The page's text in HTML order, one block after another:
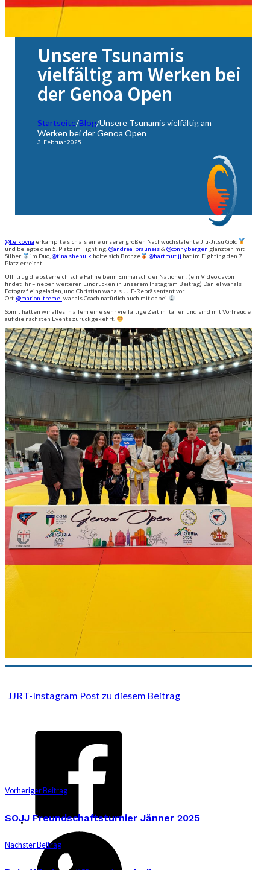
Unsere Tsunamis
vielfältig am Werken bei
der Genoa Open
Startseite/Blog/Unsere Tsunamis vielfältig am
Werken bei der Genoa Open
3. Februar 2025
@l.elkovna erkämpfte sich als eine unserer großen Nachwuchstalente Jiu-Jitsu Gold
und belegte den 5. Platz im Fighting. @andrea_brauneis& @conny.bergen glänzten mit
Silber
im Duo,@tina.shehulk holte sich Bronze @hartmut.jj hat im Fighting den 7.
Platz erreicht.
Ulli trug die österreichische Fahne beim Einmarsch der Nationen! (ein Video davon
findet ihr – neben weiteren Eindrücken in unserem Instagram Beitrag) Daniel war als
Fotograf eingeladen, und Christian war als JJIF-Repräsentant vor
Ort. @marion_tremel war als Coach natürlich auch mit dabei
Somit hatten wir alles in allem eine sehr vielfältige Zeit in Italien und sind mit Vorfreude
auf die nächsten Events zurückgekehrt.
JJRT-Instagram Post zu diesem Beitrag
Vorheriger Beitrag
SOJJ Freundschaftsturnier Jänner 2025
Nächster Beitrag